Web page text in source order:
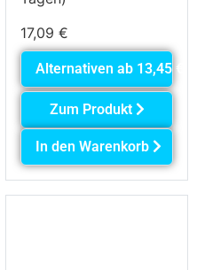
17,09 €
Alternativen ab 13,45
Zum Produkt
In den Warenkorb